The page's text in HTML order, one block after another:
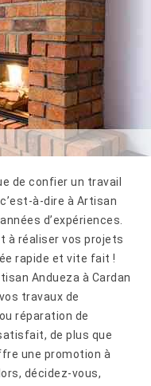
de confier un travail
à-dire à Artisan
d’expériences.
à réaliser vos projets
rapide et vite fait !
Andueza à Cardan
travaux de
réparation de
de plus que
une promotion à
décidez-vous,